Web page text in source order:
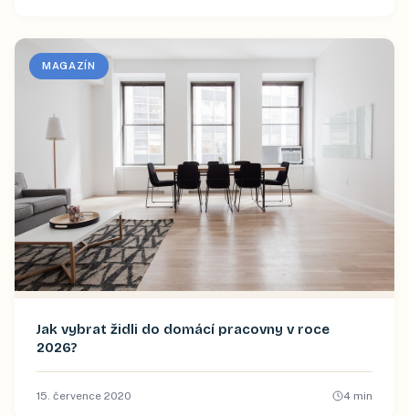
MAGAZÍN
Jak vybrat židli do domácí pracovny v roce
2026?
15. července 2020 4 min